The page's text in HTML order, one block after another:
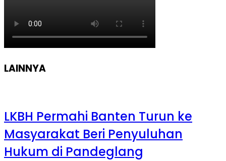
LAINNYA
LKBH Permahi Banten Turun ke
Masyarakat Beri Penyuluhan
Hukum di Pandeglang